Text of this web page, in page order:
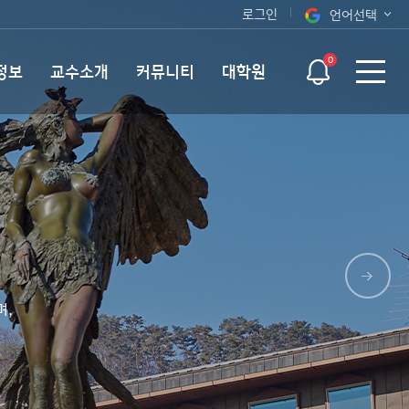
오늘 하루 보지 않기
로그인 언어선택
ENG
보 교수소개 커뮤니티 대학원
0
,